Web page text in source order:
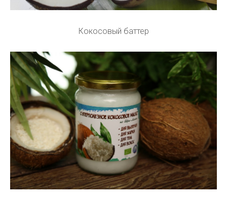
Кокосовый баттер